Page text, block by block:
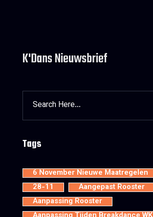
K'Dans Nieuwsbrief
Tags
6 November Nieuwe Maatregelen
28-11
Aangepast Rooster
Aanpassing Rooster